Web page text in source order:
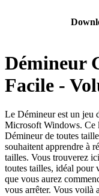
Démineur
Facile -
Le Démineur est un jeu
Microsoft Windows. Ce
Démineur de toutes
souhaitent apprendre à
tailles. Vous trouverez
toutes tailles, idéal pour
que vous aurez
vous arrêter. Vous voilà